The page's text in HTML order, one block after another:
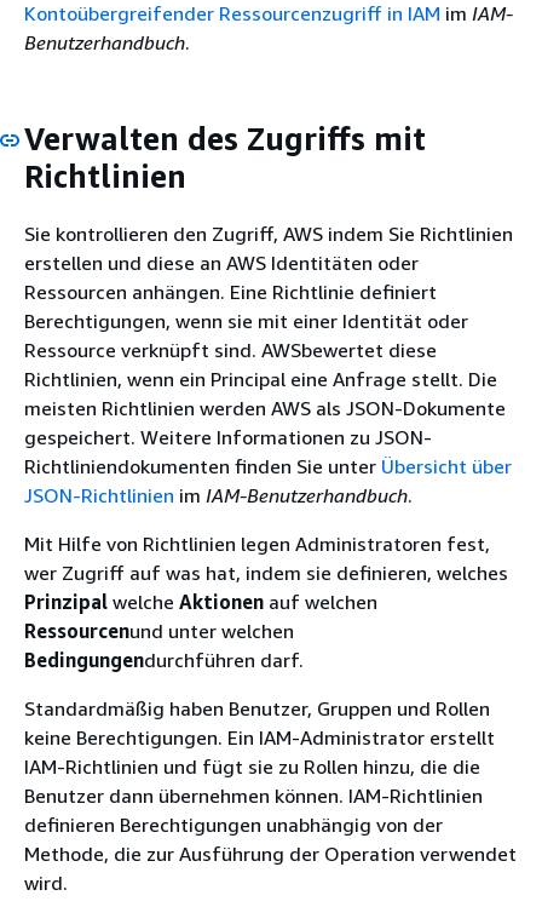
Kontoübergreifender Ressourcenzugriff in IAM im IAM-
Benutzerhandbuch.
Verwalten des Zugriffs mit
Richtlinien
Sie kontrollieren den Zugriff, AWS indem Sie Richtlinien
erstellen und diese an AWS Identitäten oder
Ressourcen anhängen. Eine Richtlinie definiert
Berechtigungen, wenn sie mit einer Identität oder
Ressource verknüpft sind. AWSbewertet diese
Richtlinien, wenn ein Principal eine Anfrage stellt. Die
meisten Richtlinien werden AWS als JSON-Dokumente
gespeichert. Weitere Informationen zu JSON-
Richtliniendokumenten finden Sie unter Übersicht über
JSON-Richtlinien im IAM-Benutzerhandbuch.
Mit Hilfe von Richtlinien legen Administratoren fest,
wer Zugriff auf was hat, indem sie definieren, welches
Prinzipal welche Aktionen auf welchen
Ressourcenund unter welchen
Bedingungendurchführen darf.
Standardmäßig haben Benutzer, Gruppen und Rollen
keine Berechtigungen. Ein IAM-Administrator erstellt
IAM-Richtlinien und fügt sie zu Rollen hinzu, die die
Benutzer dann übernehmen können. IAM-Richtlinien
definieren Berechtigungen unabhängig von der
Methode, die zur Ausführung der Operation verwendet
wird.